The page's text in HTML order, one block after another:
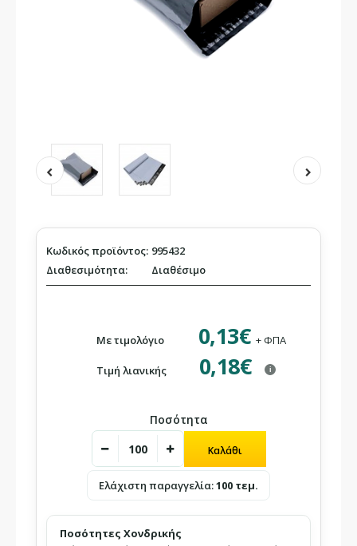
Κωδικός προϊόντος: 995432
Διαθεσιμότητα:
Διαθέσιμο
Με τιμολόγιο 0,13€ + ΦΠΑ
Τιμή λιανικής 0,18€ i
Ποσότητα
Ελάχιστη παραγγελία:100 τεμ.
Ποσότητες Χονδρικής